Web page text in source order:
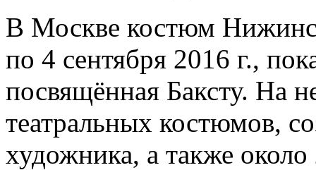
В Москве костюм
по 4 сентября 2016 г.,
посвящённая Баксту. На
театральных костюмов,
художника, а также